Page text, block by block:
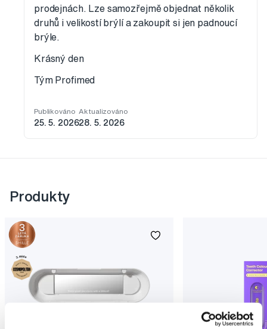
prodejnách. Lze samozřejmě objednat několik
druhů i velikostí brýlí a zakoupit si jen padnoucí
brýle.
Krásný den
Tým Profimed
Publikováno
25. 5. 2026
Aktualizováno
28. 5. 2026
Produkty